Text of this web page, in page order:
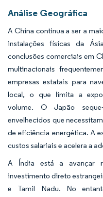
Análise Geográfica
A China continua a ser a
instalações físicas da
conclusões comerciais em
multinacionais
empresas estatais para
local, o que limita a
volume. O Japão
envelhecidos que
de eficiência energética. A
custos salariais e acelera a
A Índia está a avançar
investimento direto
e Tamil Nadu. No